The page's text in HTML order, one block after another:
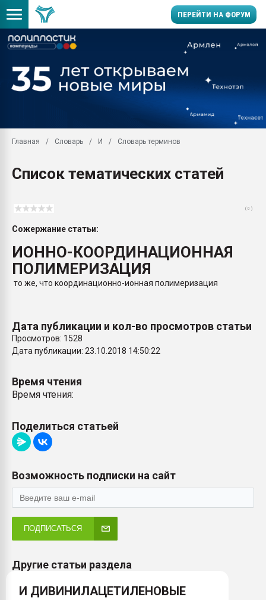
ПЕРЕЙТИ НА ФОРУМ
Вакуум-формовочные
28.07.2026
28.07.2026
ситуацией на
Продам отходы
Главная Словарь И Словарь терминов
Список тематических статей
( 0 )
Сожержание статьи:
ИОННО-КООРДИНАЦИОННАЯ
ПОЛИМЕРИЗАЦИЯ
то же, что координационно-ионная полимеризация
Дата публикации и кол-во просмотров статьи
Просмотров: 1528
Дата публикации: 23.10.2018 14:50:22
Время чтения
Время чтения:
Поделиться статьей
Возможность подписки на сайт
ПОДПИСАТЬСЯ
Другие статьи раздела
И ДИВИНИЛАЦЕТИЛЕНОВЫЕ